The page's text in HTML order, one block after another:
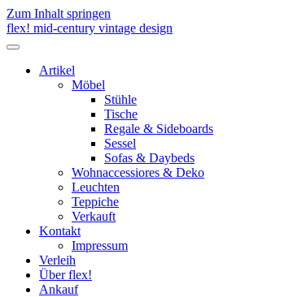
Zum Inhalt springen
flex! mid-century vintage design
Menü
umschalten
Artikel
Möbel
Stühle
Tische
Regale & Sideboards
Sessel
Sofas & Daybeds
Wohnaccessiores & Deko
Leuchten
Teppiche
Verkauft
Kontakt
Impressum
Verleih
Über flex!
Ankauf